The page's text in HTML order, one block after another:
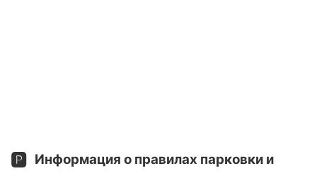
🅿️ Информация о правилах парковки и